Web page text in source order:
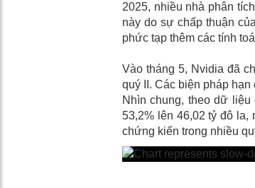
2025, nhiều nhà phân
này do sự chấp thuận
phức tạp thêm các tính
Vào tháng 5, Nvidia đã
quý II. Các biện pháp
Nhìn chung, theo dữ
53,2% lên 46,02 tỷ đô
chứng kiến ​​trong nhiều